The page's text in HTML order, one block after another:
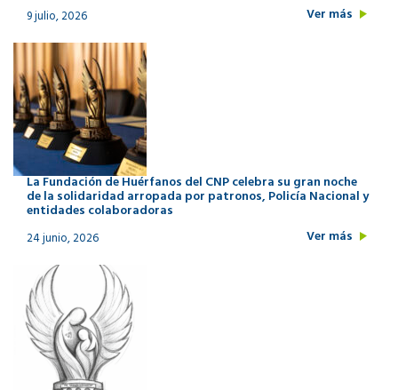
9 julio, 2026 Ver más
La Fundación de Huérfanos del CNP celebra su gran noche
de la solidaridad arropada por patronos, Policía Nacional y
entidades colaboradoras
24 junio, 2026 Ver más